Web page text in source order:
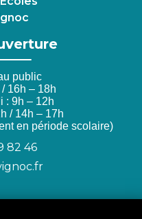
public
16h – 18h
: 9h – 12h
/ 14h – 17h
en période scolaire)
82 46